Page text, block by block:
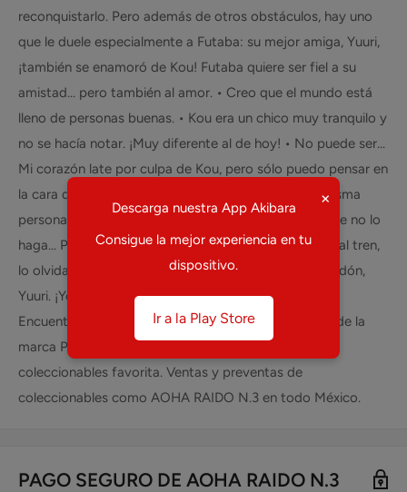
reconquistarlo. Pero además de otros obstáculos, hay uno
que le duele especialmente a Futaba: su mejor amiga, Yuuri,
¡también se enamoró de Kou! Futaba quiere ser fiel a su
amistad... pero también al amor. • Creo que el mundo está
lleno de personas buenas. • Kou era un chico muy tranquilo y
no se hacía notar. ¡Muy diferente al de hoy! • No puede ser...
Mi corazón late por culpa de Kou, pero sólo puedo pensar en
la cara de Yuuri. • ¿Qué pasa si te enamoras de la misma
persona que tu amiga? Si así se siente, será mejor que no lo
haga... Pero ¡quiero enamorarme de él! • Si Kou sube al tren,
lo olvidaré. Pero si se baja, me enamoraré de él. • Perdón,
Yuuri. ¡Yo también estoy enamorada de Kou! •
Encuentra AOHA RAIDO N.3 y otros coleccionables de la
marca PANINI en tu tienda de mangas, anime y
coleccionables favorita. Ventas y preventas de
coleccionables como AOHA RAIDO N.3 en todo México.
PAGO SEGURO DE AOHA RAIDO N.3
×
Descarga nuestra App Akibara
Consigue la mejor experiencia en tu
dispositivo.
Ir a la Play Store